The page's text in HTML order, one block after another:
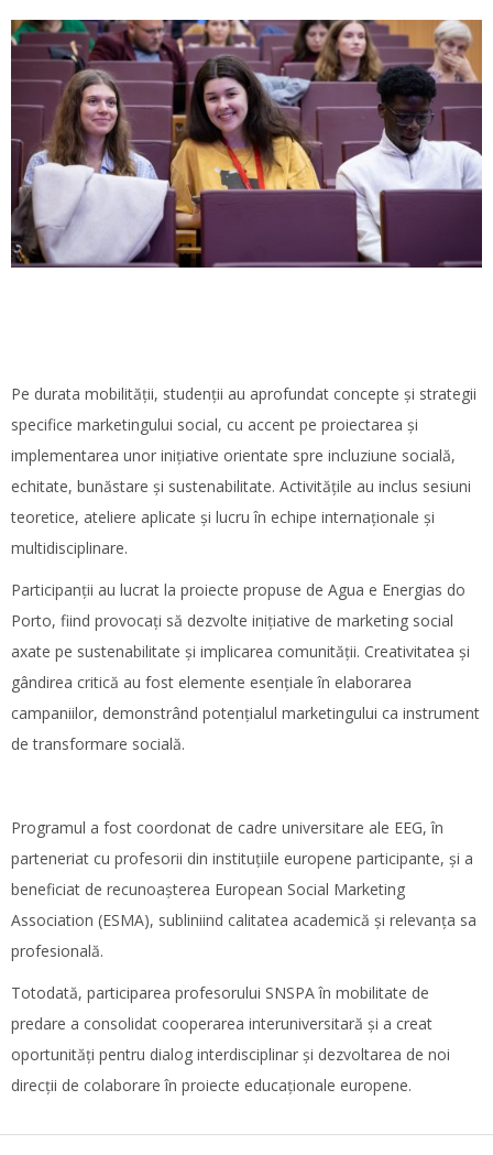
Pe durata mobilității, studenții au aprofundat concepte și strategii
specifice marketingului social, cu accent pe proiectarea și
implementarea unor inițiative orientate spre incluziune socială,
echitate, bunăstare și sustenabilitate. Activitățile au inclus sesiuni
teoretice, ateliere aplicate și lucru în echipe internaționale și
multidisciplinare.
Participanții au lucrat la proiecte propuse de Agua e Energias do
Porto, fiind provocați să dezvolte inițiative de marketing social
axate pe sustenabilitate și implicarea comunității. Creativitatea și
gândirea critică au fost elemente esențiale în elaborarea
campaniilor, demonstrând potențialul marketingului ca instrument
de transformare socială.
Programul a fost coordonat de cadre universitare ale EEG, în
parteneriat cu profesorii din instituțiile europene participante, și a
beneficiat de recunoașterea European Social Marketing
Association (ESMA), subliniind calitatea academică și relevanța sa
profesională.
Totodată, participarea profesorului SNSPA în mobilitate de
predare a consolidat cooperarea interuniversitară și a creat
oportunități pentru dialog interdisciplinar și dezvoltarea de noi
direcții de colaborare în proiecte educaționale europene.